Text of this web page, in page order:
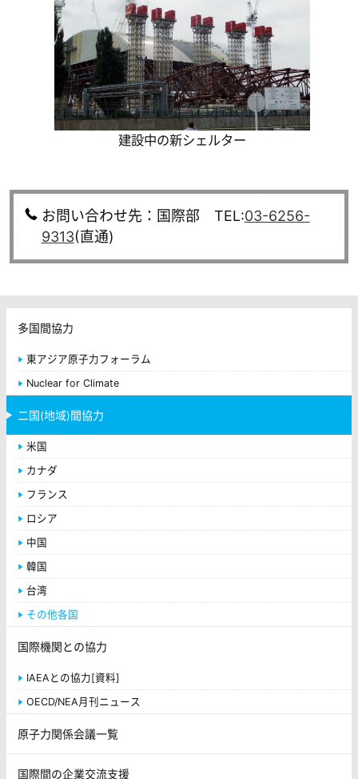
建設中の新シェルター
お問い合わせ先：国際部 TEL:03-6256-
9313(直通)
多国間協力
東アジア原子力フォーラム
Nuclear for Climate
二国(地域)間協力
米国
カナダ
フランス
ロシア
中国
韓国
台湾
その他各国
国際機関との協力
IAEAとの協力[資料]
OECD/NEA月刊ニュース
原子力関係会議一覧
国際間の企業交流支援